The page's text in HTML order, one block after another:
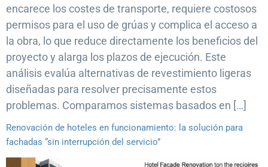
encarece los costes de transporte, requiere costosos
permisos para el uso de grúas y complica el acceso a
la obra, lo que reduce directamente los beneficios del
proyecto y alarga los plazos de ejecución. Este
análisis evalúa alternativas de revestimiento ligeras
diseñadas para resolver precisamente estos
problemas. Comparamos sistemas basados en […]
Renovación de hoteles en funcionamiento: la solución para
fachadas “sin interrupción del servicio”